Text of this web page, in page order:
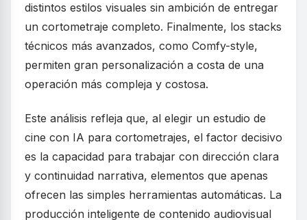
distintos estilos visuales sin ambición de entregar
un cortometraje completo. Finalmente, los stacks
técnicos más avanzados, como Comfy-style,
permiten gran personalización a costa de una
operación más compleja y costosa.
Este análisis refleja que, al elegir un estudio de
cine con IA para cortometrajes, el factor decisivo
es la capacidad para trabajar con dirección clara
y continuidad narrativa, elementos que apenas
ofrecen las simples herramientas automáticas. La
producción inteligente de contenido audiovisual